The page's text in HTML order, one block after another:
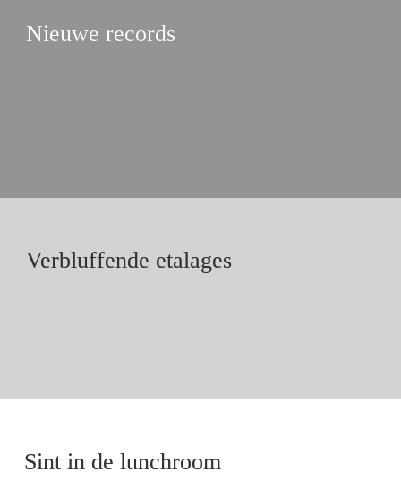
Nieuwe records
Verbluffende etalages
Sint in de lunchroom